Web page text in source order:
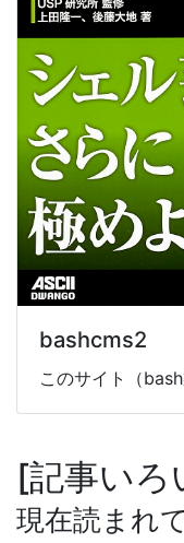
bashcms2
このサイト（
記事いろ
現在読まれ